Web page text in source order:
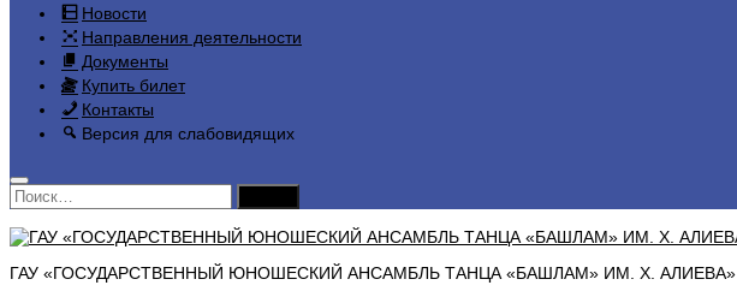
Новости
Направления деятельности
Документы
Купить билет
Контакты
Версия для слабовидящих
Найти:
ГАУ «ГОСУДАРСТВЕННЫЙ ЮНОШЕСКИЙ АНСАМБЛЬ ТАНЦА «БАШЛАМ» ИМ. Х. АЛИЕВА»